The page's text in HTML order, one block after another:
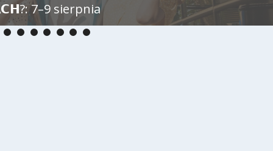
7–9 sierpnia